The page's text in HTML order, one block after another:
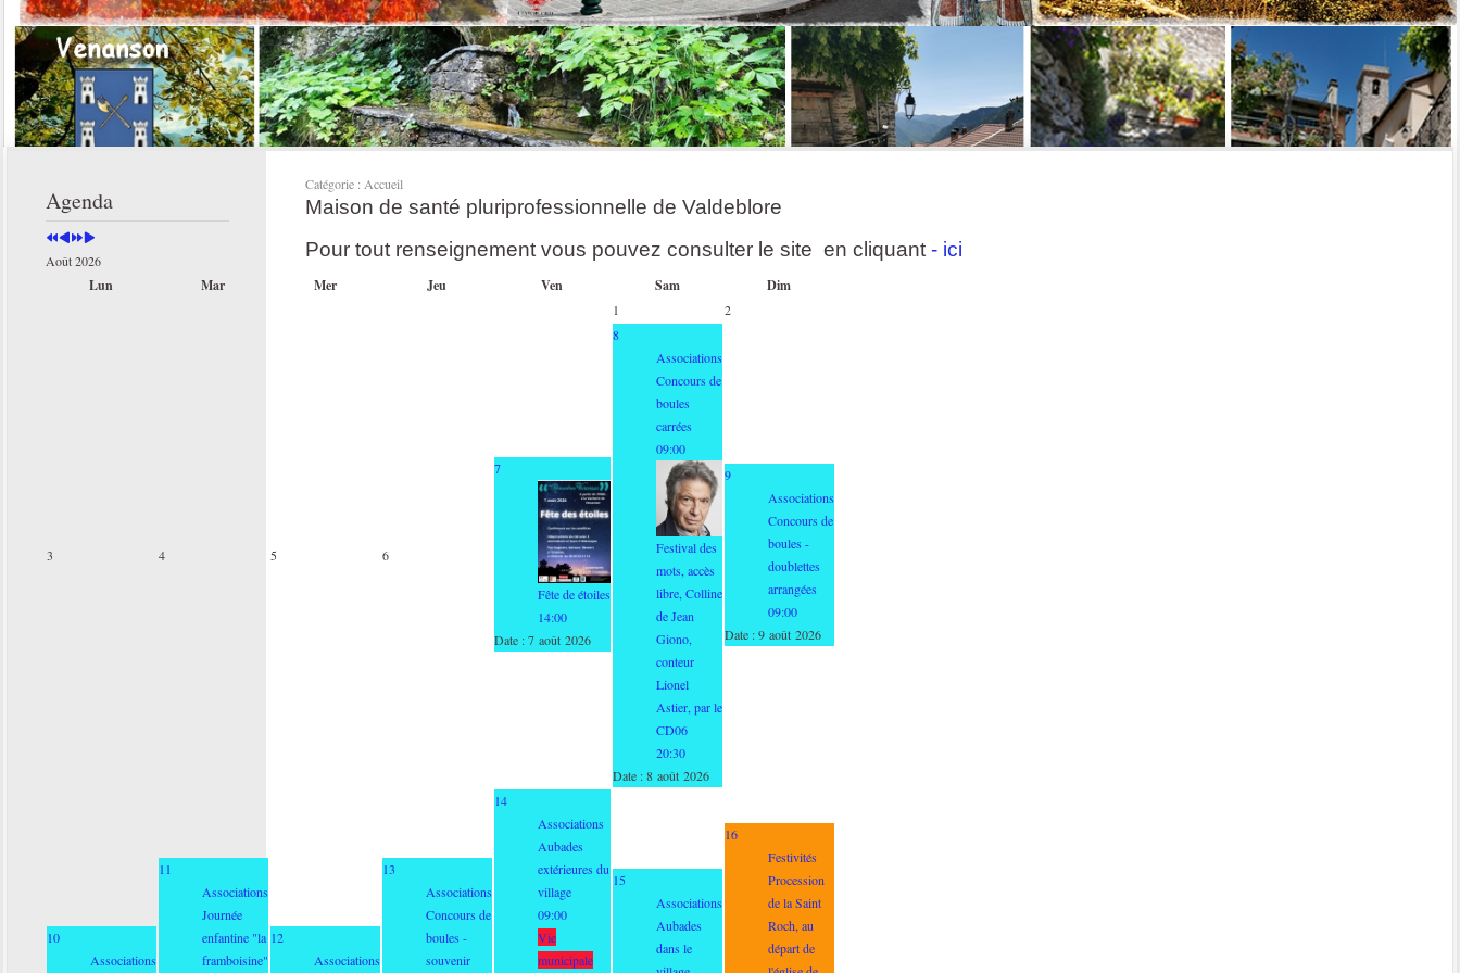
Agenda
Année
MoisAnnée
Mois
Août 2026
Lun Mar Mer Jeu Ven Sam Dim
1 2
3 4 5 6
7
Fête de étoiles
14:00
Date :7 août 2026
8
Associations
Concours de
boules
carrées
09:00
Festival des
mots, accès
libre, Colline
de Jean
Giono,
conteur
Lionel
Astier, par le
CD06
20:30
Date :8 août 2026
9
Associations
Concours de
boules -
doublettes
arrangées
09:00
Date :9 août 2026
10
Associations
11
Associations
Journée
enfantine "la
framboisine"
12
Associations
13
Associations
Concours de
boules -
souvenir
14
Associations
Aubades
extérieures du
village
09:00
Vie
municipale
15
Associations
Aubades
dans le
16
Festivités
Procession
de la Saint
Roch, au
départ de
Catégorie : Accueil
Maison de santé pluriprofessionnelle de Valdeblore
Pour tout renseignement vous pouvez consulter le site en cliquant- ici